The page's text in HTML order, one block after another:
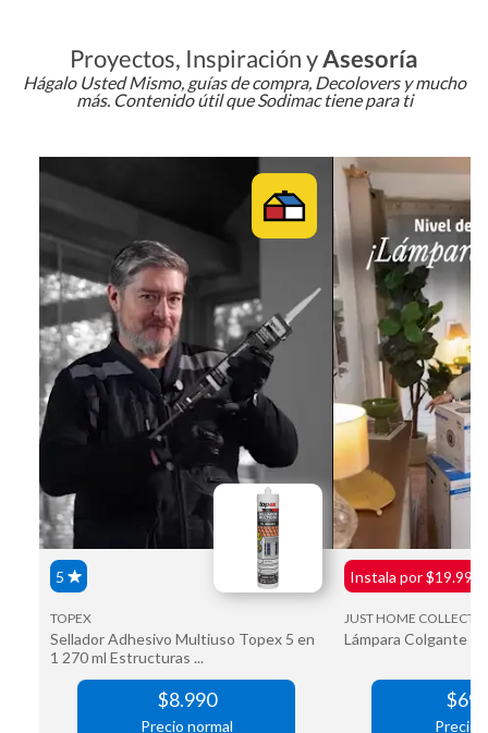
Proyectos, Inspiración yAsesoría
Hágalo Usted Mismo, guías de compra, Decolovers y mucho
más. Contenido útil que Sodimac tiene para ti